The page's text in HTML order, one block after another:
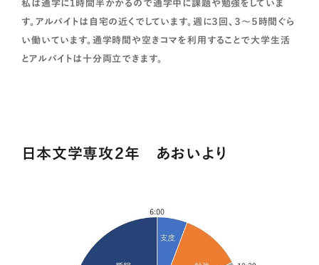
私は通学に1時間半かかるので通学中に課題や勉強をしていま
す。アルバイトは自宅の近くでしています。週に３回、３～５時間ぐら
い働いています。通学時間や空きコマを利用することで大学生活
とアルバイトは十分両立できます。
日本文学専攻２年 あおいより